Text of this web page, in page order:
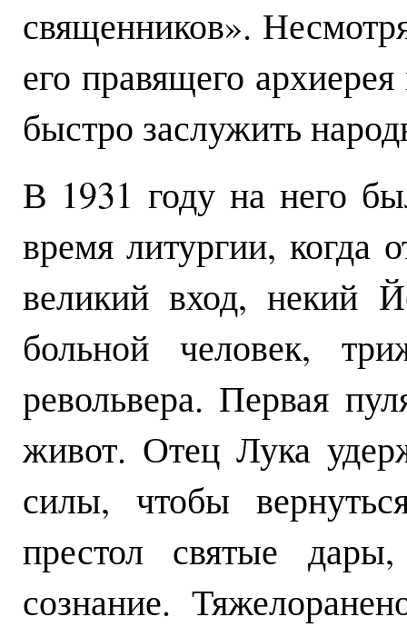
священников».
его правящего
быстро заслужить
В 1931 году на него
время литургии, когда
великий вход, некий
больной человек,
револьвера. Первая
живот. Отец Лука
силы, чтобы
престол святые
сознание.